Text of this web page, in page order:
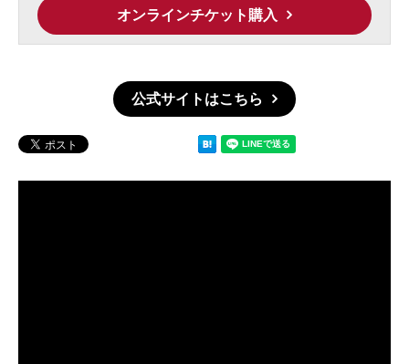
オンラインチケット購入
公式サイトはこちら